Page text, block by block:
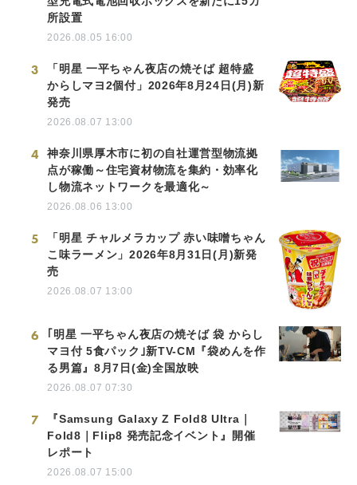
所設置
2026.08.05 16:00
3
「明星 一平ちゃん夜店の焼そば 超特盛
からしマヨ2個付」2026年8月24日(月)新
発売
2026.08.07 13:00
4
神奈川県厚木市に初の自社運営型物流拠
点が稼働～住宅資材物流を集約・効率化
し物流ネットワークを最適化～
2026.08.06 13:00
5
「明星 チャルメラカップ 赤い味噌ちゃん
こ味ラーメン」2026年8月31日(月)新発
売
2026.08.07 13:00
6
｢明星 一平ちゃん夜店の焼そば 袋 からし
マヨ付 5食パック｣新TV-CM『袋めんを作
る男篇』8月7日(金)全国放映
2026.08.07 07:30
7
『Samsung Galaxy Z Fold8 Ultra｜
Fold8｜Flip8 発売記念イベント』開催
レポート
2026.08.07 15:00